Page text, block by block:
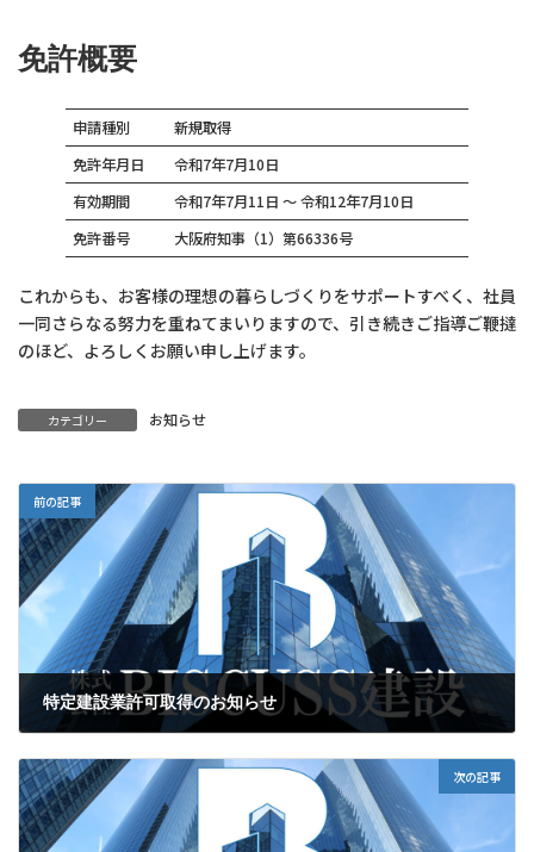
免許概要
申請種別
新規取得
免許年月日
令和7年7月10日
有効期間
令和7年7月11日 〜 令和12年7月10日
免許番号
大阪府知事（1）第66336号
これからも、お客様の理想の暮らしづくりをサポートすべく、社員
一同さらなる努力を重ねてまいりますので、引き続きご指導ご鞭撻
のほど、よろしくお願い申し上げます。
カテゴリー お知らせ
前の記事
特定建設業許可取得のお知らせ
次の記事